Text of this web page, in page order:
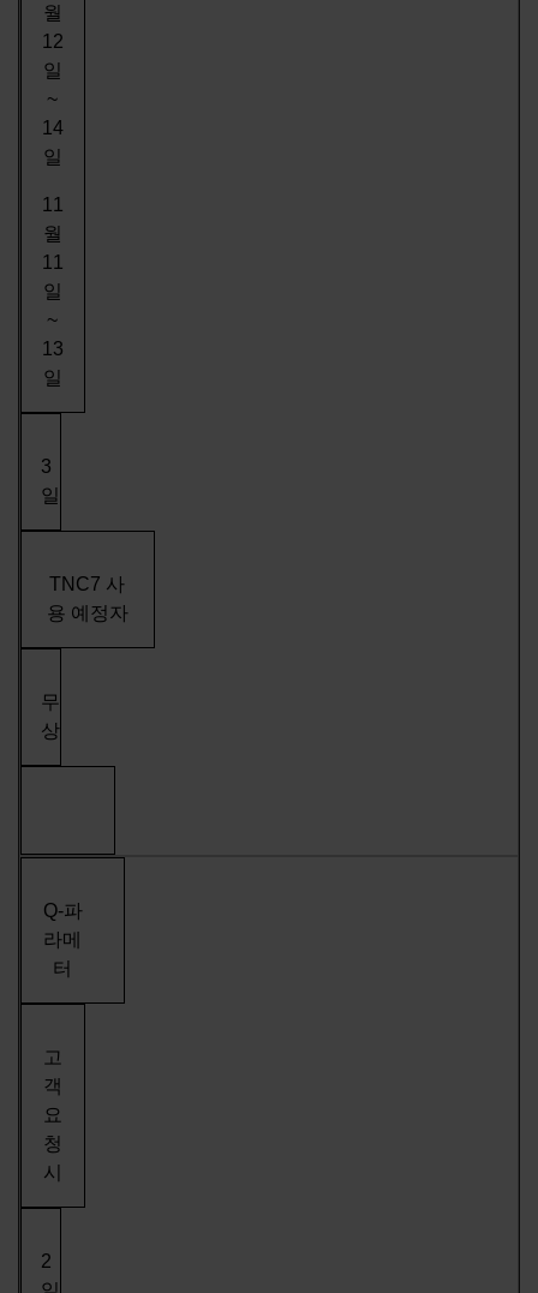
월
12
일
~
14
일
11
월
11
일
~
13
일
3
일
TNC7 사
용 예정자
무
상
Q-파
라메
터
고
객
요
청
시
2